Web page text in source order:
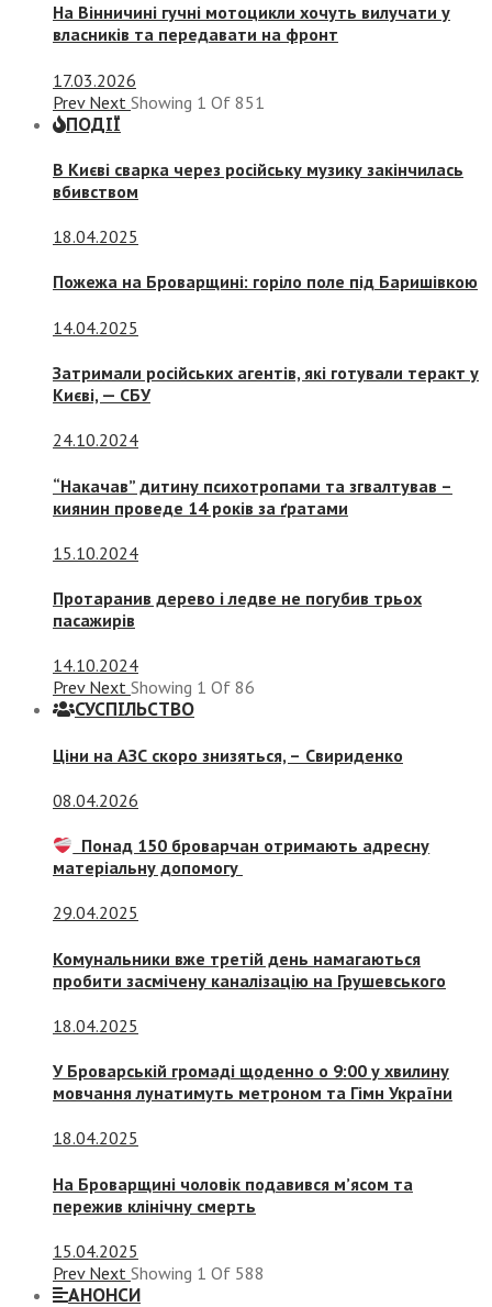
На Вінничині гучні мотоцикли хочуть вилучати у
власників та передавати на фронт
17.03.2026
Prev Next Showing 1 Of 851
ПОДІЇ
В Києві сварка через російську музику закінчилась
вбивством
18.04.2025
Пожежа на Броварщині: горіло поле під Баришівкою
14.04.2025
Затримали російських агентів, які готували теракт у
Києві, — СБУ
24.10.2024
“Накачав” дитину психотропами та згвалтував –
киянин проведе 14 років за ґратами
15.10.2024
Протаранив дерево і ледве не погубив трьох
пасажирів
14.10.2024
Prev Next Showing 1 Of 86
СУСПIЛЬСТВО
Ціни на АЗС скоро знизяться, – Свириденко
08.04.2026
Понад 150 броварчан отримають адресну
матеріальну допомогу
29.04.2025
Комунальники вже третій день намагаються
пробити засмічену каналізацію на Грушевського
18.04.2025
У Броварській громаді щоденно о 9:00 у хвилину
мовчання лунатимуть метроном та Гімн України
18.04.2025
На Броварщині чоловік подавився м’ясом та
пережив клінічну смерть
15.04.2025
Prev Next Showing 1 Of 588
АНОНСИ